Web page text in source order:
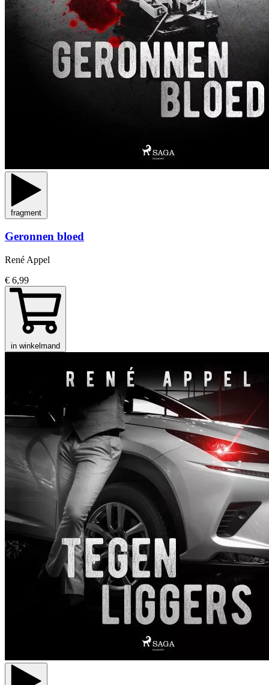
fragment
Geronnen bloed
René Appel
€ 6,99
in winkelmand